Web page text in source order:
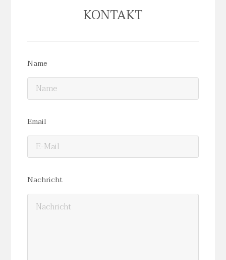
KONTAKT
Name
Email
Nachricht